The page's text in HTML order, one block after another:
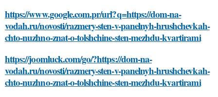
https://www.google.com.pr/url?q=https://dom-na-
vodah.ru/novosti/razmery-sten-v-panelnyh-hrushchevkah-
chto-nuzhno-znat-o-tolshchine-sten-mezhdu-kvartirami
https://joomluck.com/go/?https://dom-na-
vodah.ru/novosti/razmery-sten-v-panelnyh-hrushchevkah-
chto-nuzhno-znat-o-tolshchine-sten-mezhdu-kvartirami